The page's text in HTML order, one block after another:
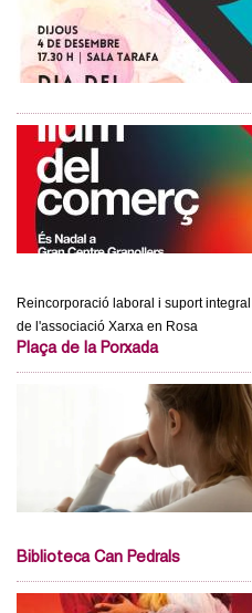
Reincorporació laboral i suport
de l'associació Xarxa en Rosa
Plaça de la Porxada
Biblioteca Can Pedrals